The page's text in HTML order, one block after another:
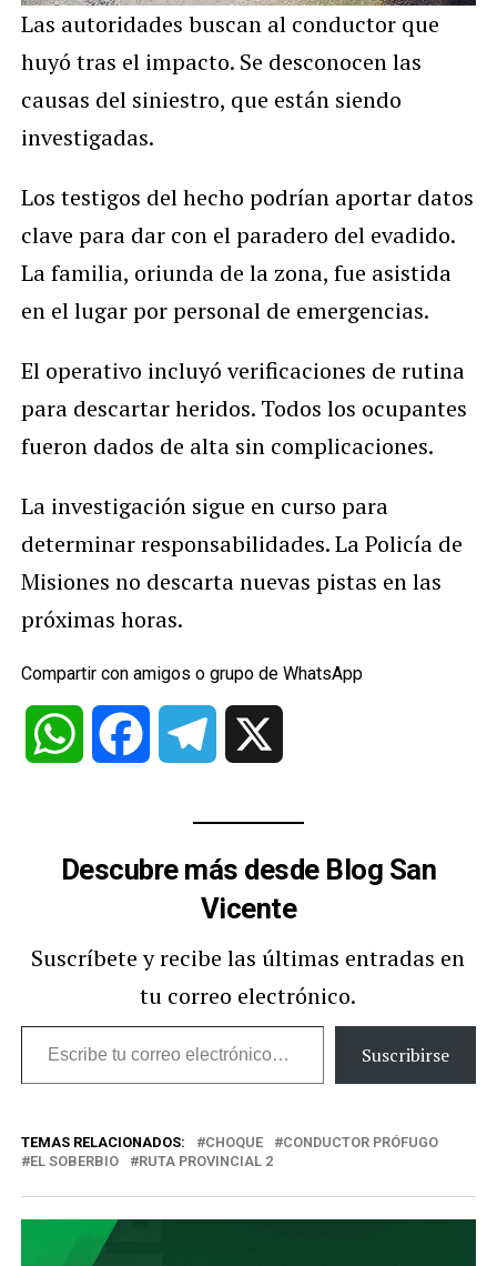
Las autoridades buscan al conductor que
huyó tras el impacto. Se desconocen las
causas del siniestro, que están siendo
investigadas.
Los testigos del hecho podrían aportar datos
clave para dar con el paradero del evadido.
La familia, oriunda de la zona, fue asistida
en el lugar por personal de emergencias.
El operativo incluyó verificaciones de rutina
para descartar heridos. Todos los ocupantes
fueron dados de alta sin complicaciones.
La investigación sigue en curso para
determinar responsabilidades. La Policía de
Misiones no descarta nuevas pistas en las
próximas horas.
Compartir con amigos o grupo de WhatsApp
WhatsApp Facebook Telegram
Descubre más desde Blog San
Vicente
Suscríbete y recibe las últimas entradas en
tu correo electrónico.
Escribe
tu
electrónico…
Suscribirse
TEMAS RELACIONADOS: CHOQUE
CONDUCTOR PRÓFUGO
EL SOBERBIO
RUTA PROVINCIAL 2